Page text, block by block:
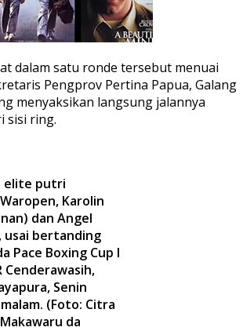
dalam satu ronde tersebut menuai
Pengprov Pertina Papua, Galang
menyaksikan langsung jalannya
sisi ring.
elite putri
Karolin
dan Angel
usai bertanding
Pace Boxing Cup I
Cenderawasih,
Senin
(Foto: Citra
da